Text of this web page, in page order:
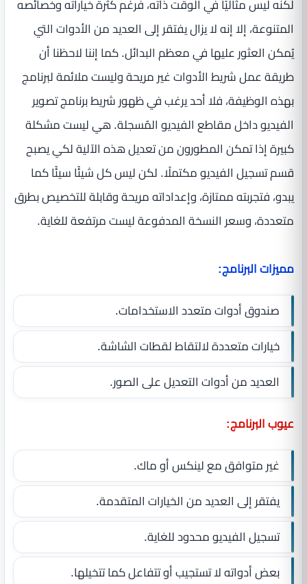
لكنه ليس مثاليًا في الوقت ذاته، فرغم كثرة خياراته وخصائصه
المتنوعة، إلا إنه لا يزال يفتقر إلى العديد من الأدوات التي
يُمكن العثور عليها في معظم البدائل. كما إننا لاحظنا أن
طريقة عمل شريط الأدوات غير مريحة وليست ملائمة لبرنامج
بهذه الوظيفة، فلا أحد يرغب في ظهور شريط برنامج تصوير
الفيديو داخل مقاطع الفيديو المُسجلة. هي ليست مشكلة
كبيرة إذا تمكن المطورون من تعديل هذه الآلية لكي يصبح
قسم تسجيل الفيديو مكتملًا. لكن ليس كل شيئًا سيئًا كما
يبدو، فتجربته ممتازة، وإعداداته مريحة وقابلة للتخصيص بطرق
متعددة، وسعر النسخة المدفوعة ليست مرتفعة للغاية.
مميزات البرنامج:
صندوق أدوات متعدد الاستخدامات.
خيارات متعددة لالتقاط لقطات الشاشة.
العديد من أدوات التعديل على الصور.
عيوب البرنامج:
غير متوافق مع لينكس أو ماك.
يفتقر إلى العديد من الخيارات المتقدمة.
تسجيل الفيديو محدود للغاية.
بعض أدواته لا تستجيب أو تتفاعل كما تتخيلها.